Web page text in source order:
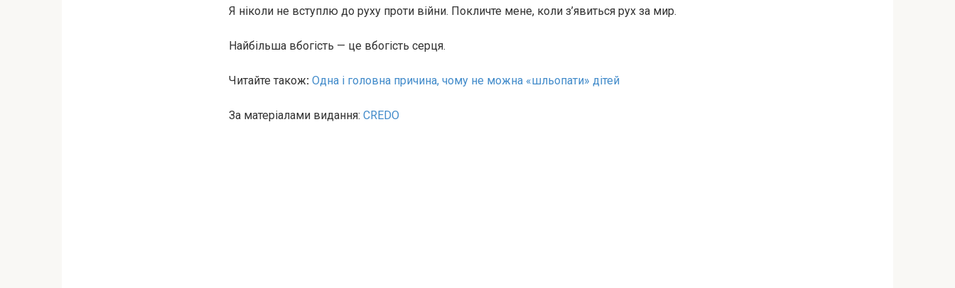
Я ніколи не вступлю до руху проти вiйни. Покличте мене, коли з’явиться рух за мир.
Найбільша вбогість — це вбогість серця.
Читайте також: Одна і головна причина, чому не можна «шльопати» дітей
За матеріалами видання: CREDO